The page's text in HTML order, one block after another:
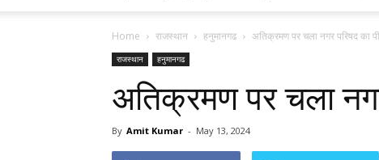
Home राजस्थान हनुमानगढ अतिक्रमण पर चला नगर परिषद का
राजस्थान हनुमानगढ
अतिक्रमण पर चला
By Amit Kumar - May 13, 2024